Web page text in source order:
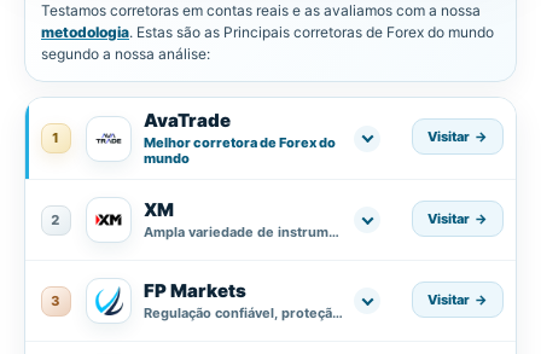
Testamos corretoras em contas reais e as avaliamos com a nossa
metodologia. Estas são as Principais corretoras de Forex do mundo
segundo a nossa análise:
1
AvaTrade
Melhor corretora de Forex do
mundo
Visitar
2 XM
Ampla variedade de instrumentos de negociação.
Visitar
3 FP Markets
Regulação confiável, proteção rigorosa dos fundos além de contas segregadas em bancos AA.
Visitar